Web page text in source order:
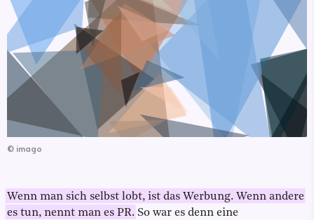
© imago
Wenn man sich selbst lobt, ist das Werbung. Wenn andere
es tun, nennt man es PR. So war es denn eine